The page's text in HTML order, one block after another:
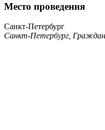
Место проведения
Санкт-Петербург
Санкт-Петербург,